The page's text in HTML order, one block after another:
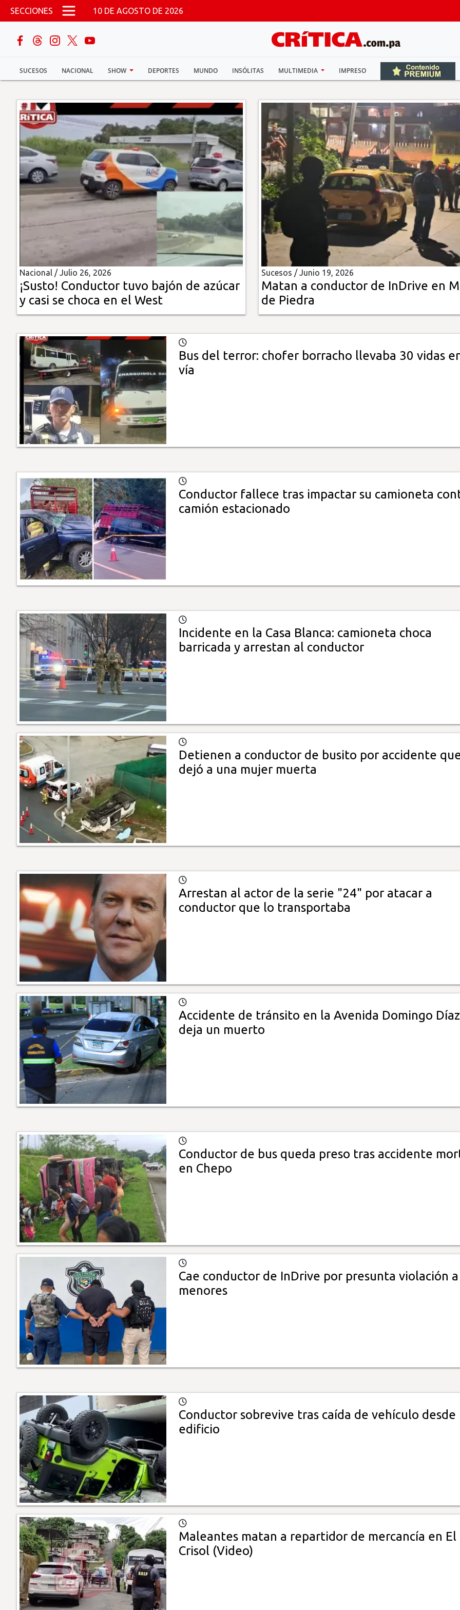
Pasar al contenido principal
SECCIONES 10 DE AGOSTO DE 2026
SUCESOS NACIONAL SHOW DEPORTES MUNDO INSÓLITAS MULTIMEDIA IMPRESO
buscar
Sucesos
Nacional
Política
Show
Deportes
Insólitas
Multimedia
Impreso
Nacional /Julio 26, 2026
¡Susto! Conductor tuvo bajón de azúcar
y casi se choca en el West
Sucesos /Junio 19, 2026
Matan a conductor de InDrive en
de Piedra
Bus del terror: chofer borracho llevaba 30 vidas
vía
Conductor fallece tras impactar su camioneta
camión estacionado
Incidente en la Casa Blanca: camioneta choca
barricada y arrestan al conductor
Detienen a conductor de busito por accidente
dejó a una mujer muerta
Arrestan al actor de la serie "24" por atacar a
conductor que lo transportaba
Accidente de tránsito en la Avenida Domingo Díaz
deja un muerto
Conductor de bus queda preso tras accidente
en Chepo
Cae conductor de InDrive por presunta violación
menores
Conductor sobrevive tras caída de vehículo desde
edificio
Maleantes matan a repartidor de mercancía en El
Crisol (Video)